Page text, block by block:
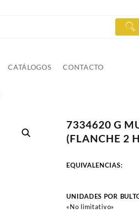
CATÁLOGOS CONTACTO
7334620 G
(FLANCHE 2
EQUIVALENCIAS:
UNIDADES POR
«No limitativo»